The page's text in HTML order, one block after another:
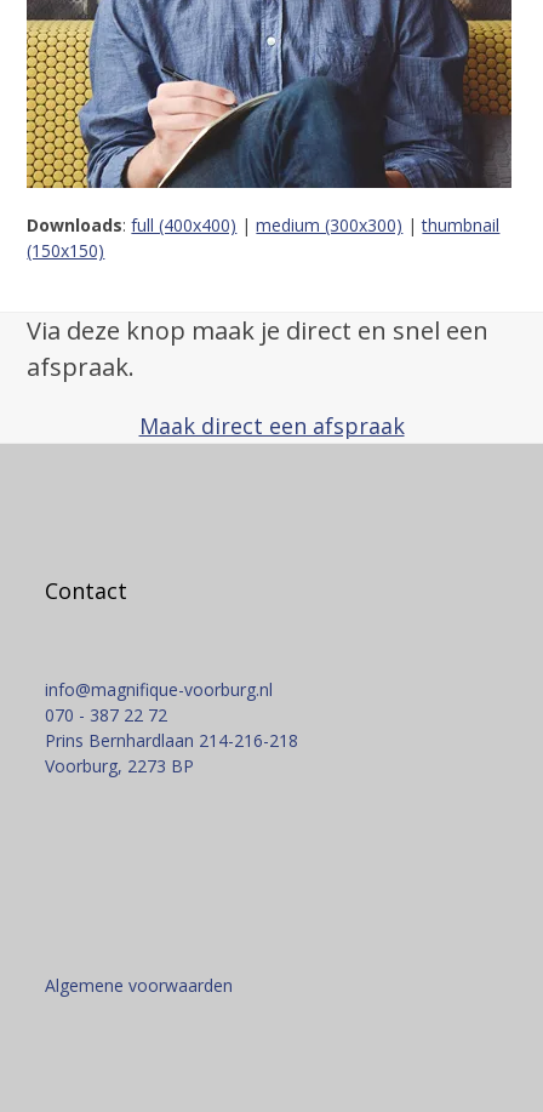
Downloads:full (400x400) |medium (300x300) |thumbnail
(150x150)
Via deze knop maak je direct en snel een
afspraak.
Maak direct een afspraak
Contact
info@magnifique-voorburg.nl
070 - 387 22 72
Prins Bernhardlaan 214-216-218
Voorburg, 2273 BP
Algemene voorwaarden